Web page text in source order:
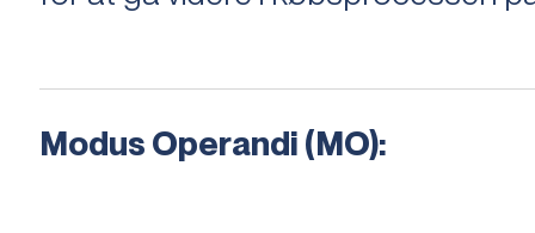
Modus Operandi (MO):